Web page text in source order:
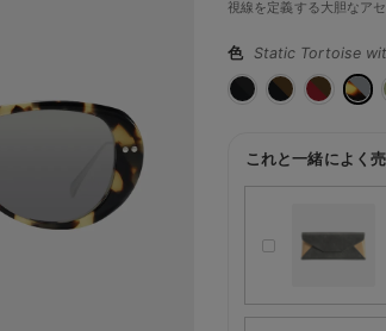
視線を定義する大胆なア
色 Static Tortoise
これと一緒によく